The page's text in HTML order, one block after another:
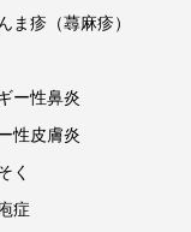
ま疹（蕁麻疹）
ー性鼻炎
性皮膚炎
く
症